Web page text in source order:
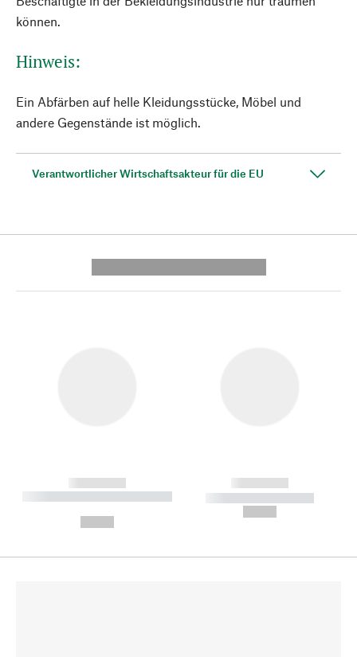
können.
Hinweis:
Ein Abfärben auf helle Kleidungsstücke, Möbel und
andere Gegenstände ist möglich.
Verantwortlicher Wirtschaftsakteur für die EU
------------
----------- ----------- --------
------------
----------- -----------